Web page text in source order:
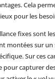
Cela
pour les
fixes sont
montées sur
Sur ces
capturer